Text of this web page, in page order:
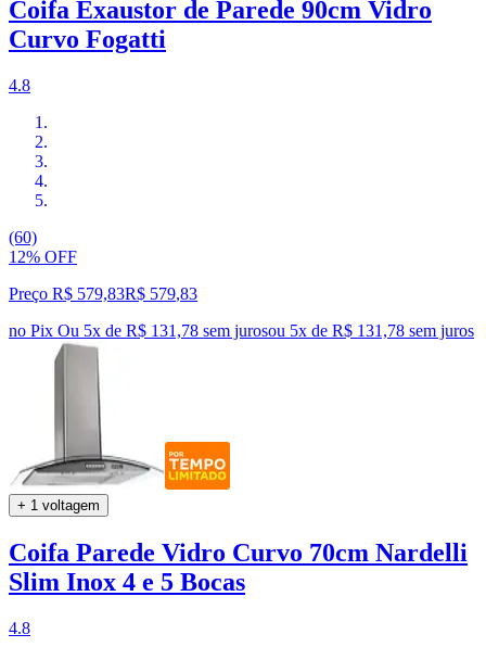
Coifa Exaustor de Parede 90cm Vidro
Curvo Fogatti
4.8
(60)
12% OFF
Preço R$ 579,83R$ 579,83
no Pix Ou 5x de R$ 131,78 sem jurosou 5x de R$ 131,78 sem juros
+ 1 voltagem
Coifa Parede Vidro Curvo 70cm Nardelli
Slim Inox 4 e 5 Bocas
4.8